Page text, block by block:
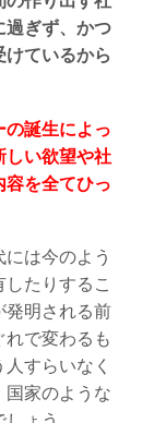
過ぎず、かつ
ているから
誕生によっ
い欲望や社
容を全てひっ
は今のよう
たりするこ
明される前
れで変わるも
すらいなく
家のような
ょう。